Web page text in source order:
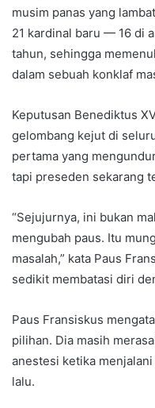
musim panas yang
21 kardinal baru — 16 di
tahun, sehingga
dalam sebuah konklaf
Keputusan Benediktus
gelombang kejut di
pertama yang
tapi preseden sekarang
“Sejujurnya, ini bukan
mengubah paus. Itu
masalah,” kata Paus
sedikit membatasi diri
Paus Fransiskus
pilihan. Dia masih
anestesi ketika
lalu.